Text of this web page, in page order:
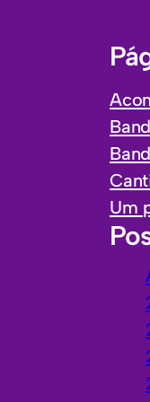
Um